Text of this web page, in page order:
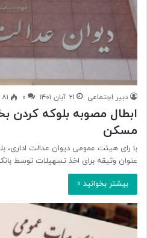
دبیر اجتماعی ۲۱ آبان ۱۴۰۱ ۰ ۸۱
ابطال مصوبه بلوکه کردن
مسکن
با رای هیئت عمومی دیوان عدالت اداری،
عنوان وثیقه برای اخذ تسهیلات توسط
بیشتر بخوانید »